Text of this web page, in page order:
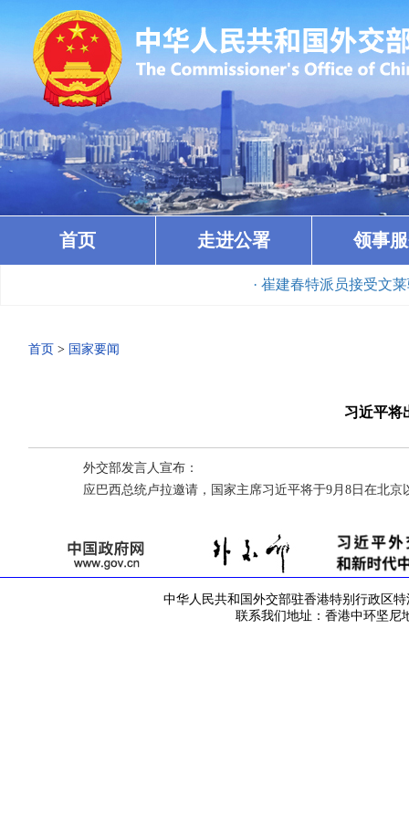
首页 走进公署 领事
· 崔建春特派员接受文莱驻
首页 > 国家要闻
习近平将
外交部发言人宣布：
应巴西总统卢拉邀请，国家主席习近平将于9月8日在北
中华人民共和国外交部驻香港特别行政区特
联系我们地址：香港中环坚尼